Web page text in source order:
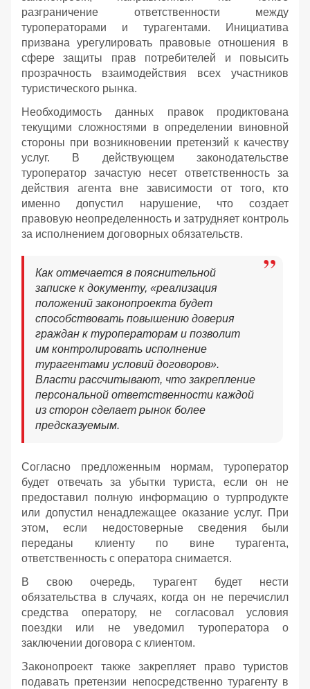
разграничение ответственности между
туроператорами и турагентами. Инициатива
призвана урегулировать правовые отношения в
сфере защиты прав потребителей и повысить
прозрачность взаимодействия всех участников
туристического рынка.
Необходимость данных правок продиктована
текущими сложностями в определении виновной
стороны при возникновении претензий к качеству
услуг. В действующем законодательстве
туроператор зачастую несет ответственность за
действия агента вне зависимости от того, кто
именно допустил нарушение, что создает
правовую неопределенность и затрудняет контроль
за исполнением договорных обязательств.
Как отмечается в пояснительной
записке к документу, «реализация
положений законопроекта будет
способствовать повышению доверия
граждан к туроператорам и позволит
им контролировать исполнение
турагентами условий договоров».
Власти рассчитывают, что закрепление
персональной ответственности каждой
из сторон сделает рынок более
предсказуемым.
Согласно предложенным нормам, туроператор
будет отвечать за убытки туриста, если он не
предоставил полную информацию о турпродукте
или допустил ненадлежащее оказание услуг. При
этом, если недостоверные сведения были
переданы клиенту по вине турагента,
ответственность с оператора снимается.
В свою очередь, турагент будет нести
обязательства в случаях, когда он не перечислил
средства оператору, не согласовал условия
поездки или не уведомил туроператора о
заключении договора с клиентом.
Законопроект также закрепляет право туристов
подавать претензии непосредственно турагенту в